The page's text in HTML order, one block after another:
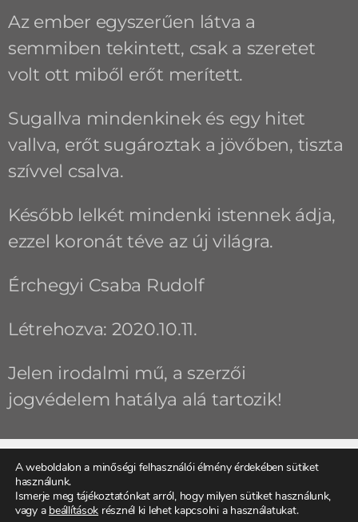
Az ember egyszerűen látva a
semmiben tekintett, csak a szeretet
volt ott miből erőt merített.
Sugallva mindenkinek és egy hitet
vallva, erőt sugároztak a jövőben, tiszta
szívvel csalva.
Később lelkét mindenki istennek ádja,
ezzel koronát téve az új világra.
Érchegyi Csaba Rudolf
Létrehozva: 2020.10.11.
Jelen irodalmi mű, a szerzői
jogvédelem hatálya alá tartozik!
ELŐZŐ
Apró talpak üzenete
KÖVETKEZŐ
Honvágy
A weboldalon a minőségi felhasználói élmény érdekében sütiket
használunk.
Ismerje meg tájékoztatónkat arról, hogy milyen sütiket használunk,
vagy a beállítások résznél ki lehet kapcsolni a használatukat.